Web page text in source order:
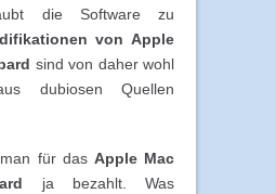
die Software zu
von Apple
sind von daher wohl
dubiosen Quellen
für das Apple Mac
ja bezahlt. Was